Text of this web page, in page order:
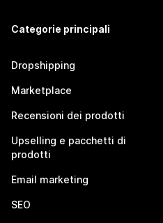
Categorie principali
Dropshipping
Marketplace
Recensioni dei prodotti
Upselling e pacchetti di
prodotti
Email marketing
SEO